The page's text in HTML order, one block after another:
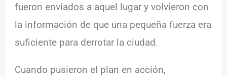
fueron enviados a aquel lugar y volvieron con
la información de que una pequeña fuerza era
suficiente para derrotar la ciudad.
Cuando pusieron el plan en acción,